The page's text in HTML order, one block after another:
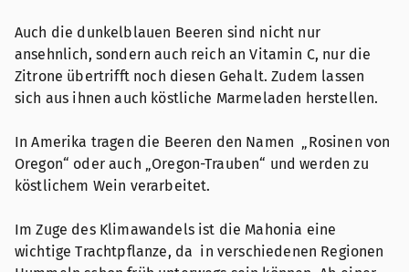
Auch die dunkelblauen Beeren sind nicht nur
ansehnlich, sondern auch reich an Vitamin C, nur die
Zitrone übertrifft noch diesen Gehalt. Zudem lassen
sich aus ihnen auch köstliche Marmeladen herstellen.
In Amerika tragen die Beeren den Namen „Rosinen von
Oregon“ oder auch „Oregon-Trauben“ und werden zu
köstlichem Wein verarbeitet.
Im Zuge des Klimawandels ist die Mahonia eine
wichtige Trachtpflanze, da in verschiedenen Regionen